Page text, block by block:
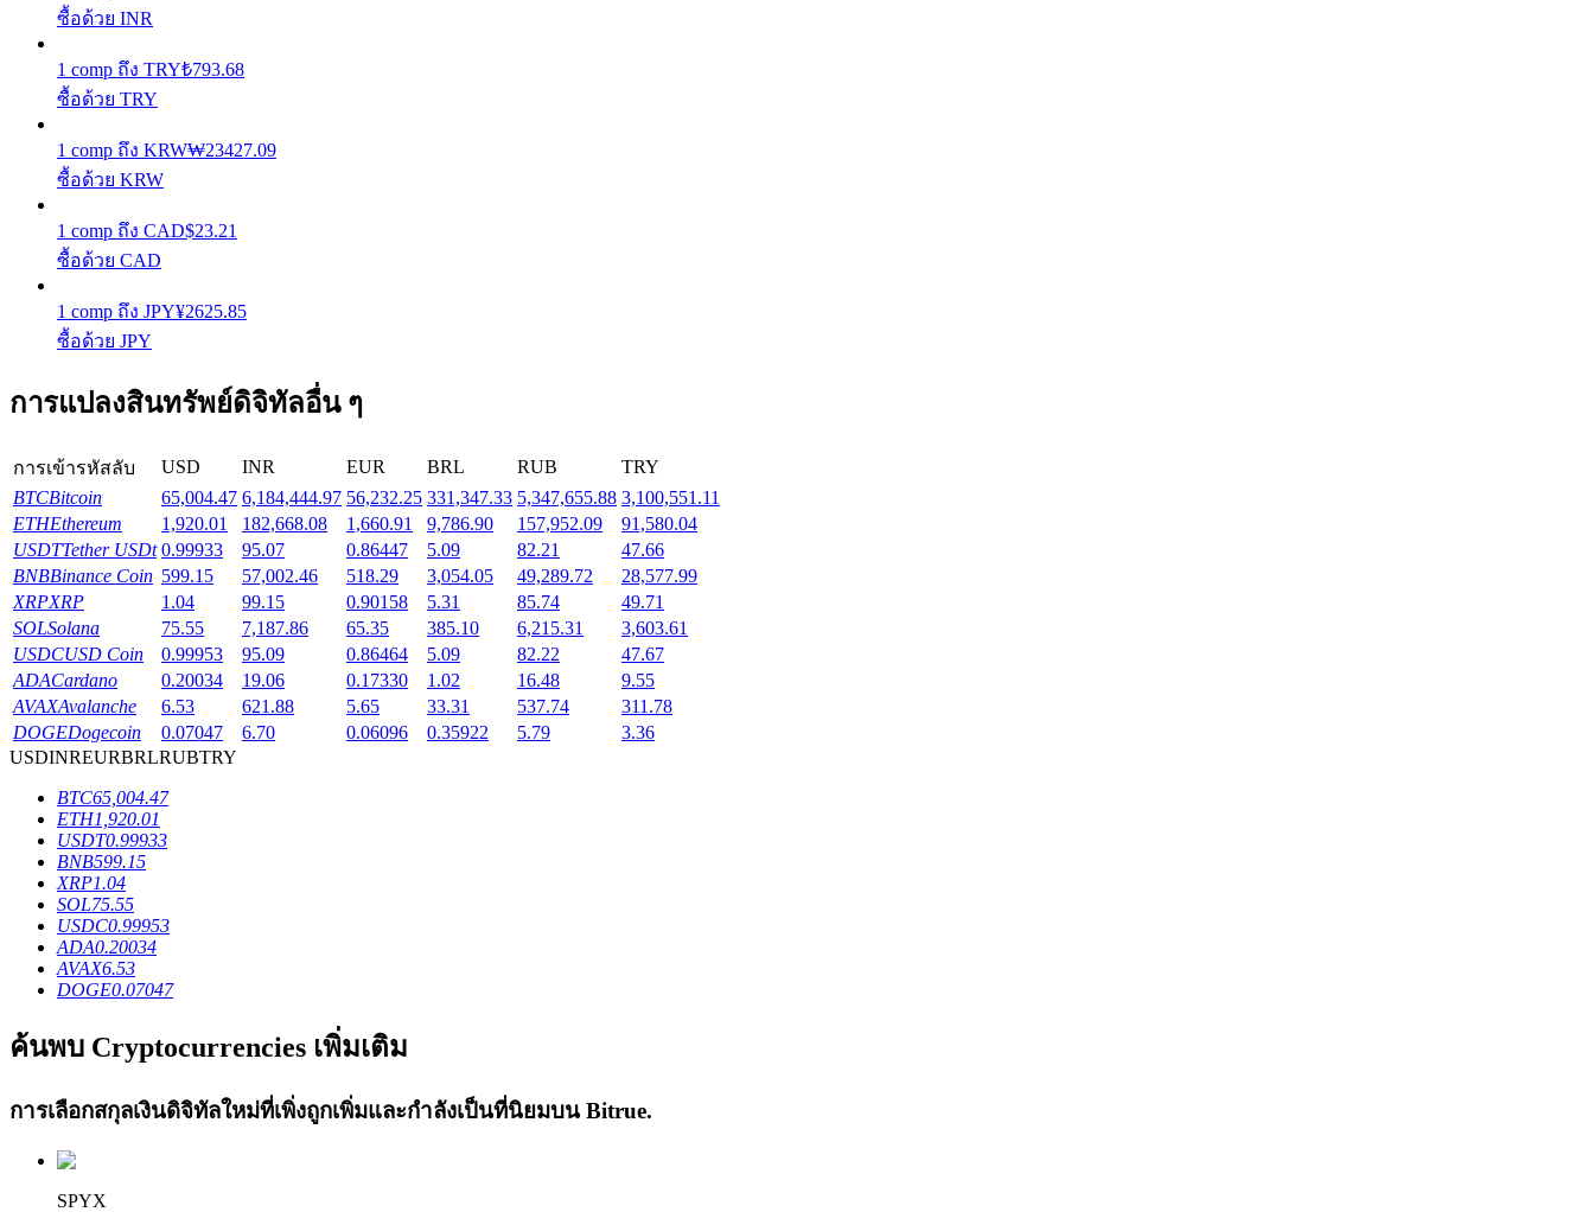
พาวเวอร์พิกกี้
รับรางวัลการแข่งขันทุกวัน
Launchpool
ซื้อด้วย INR
1 comp ถึง TRY₺793.68
ซื้อด้วย TRY
1 comp ถึง KRW₩23427.09
ซื้อด้วย KRW
1 comp ถึง CAD$23.21
ซื้อด้วย CAD
1 comp ถึง JPY¥2625.85
ซื้อด้วย JPY
การแปลงสินทรัพย์ดิจิทัลอื่น ๆ
การเข้ารหัสลับ USD INR EUR BRL RUB
TRY
BTCBitcoin 65,004.47 6,184,444.97 56,232.25 331,347.33 5,347,655.88 3,100,551.11
ETHEthereum 1,920.01 182,668.08 1,660.91 9,786.90 157,952.09
91,580.04
USDTTether USDt 0.99933 95.07 0.86447 5.09 82.21
47.66
BNBBinance Coin 599.15 57,002.46 518.29 3,054.05 49,289.72
28,577.99
XRPXRP 1.04 99.15 0.90158 5.31 85.74
49.71
SOLSolana 75.55 7,187.86 65.35 385.10 6,215.31
3,603.61
USDCUSD Coin 0.99953 95.09 0.86464 5.09 82.22
47.67
ADACardano 0.20034 19.06 0.17330 1.02 16.48
9.55
AVAXAvalanche 6.53 621.88 5.65 33.31 537.74
311.78
DOGEDogecoin 0.07047 6.70 0.06096 0.35922 5.79
3.36
USDINREURBRLRUBTRY
BTC65,004.47
ETH1,920.01
USDT0.99933
BNB599.15
XRP1.04
SOL75.55
USDC0.99953
ADA0.20034
AVAX6.53
DOGE0.07047
ค้นพบ Cryptocurrencies เพิ่มเติม
การเลือกสกุลเงินดิจิทัลใหม่ที่เพิ่งถูกเพิ่มและกำลังเป็นที่นิยมบน Bitrue.
SPYX